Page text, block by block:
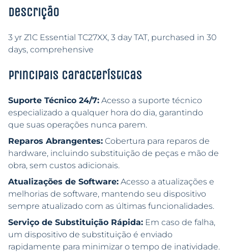
Descrição
3 yr Z1C Essential TC27XX, 3 day TAT, purchased in 30
days, comprehensive
Principais características
Suporte Técnico 24/7: Acesso a suporte técnico
especializado a qualquer hora do dia, garantindo
que suas operações nunca parem.
Reparos Abrangentes: Cobertura para reparos de
hardware, incluindo substituição de peças e mão de
obra, sem custos adicionais.
Atualizações de Software: Acesso a atualizações e
melhorias de software, mantendo seu dispositivo
sempre atualizado com as últimas funcionalidades.
Serviço de Substituição Rápida: Em caso de falha,
um dispositivo de substituição é enviado
rapidamente para minimizar o tempo de inatividade.